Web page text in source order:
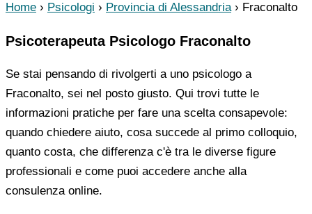
Home › Psicologi › Provincia di Alessandria › Fraconalto
Psicoterapeuta Psicologo Fraconalto
Se stai pensando di rivolgerti a uno psicologo a
Fraconalto, sei nel posto giusto. Qui trovi tutte le
informazioni pratiche per fare una scelta consapevole:
quando chiedere aiuto, cosa succede al primo colloquio,
quanto costa, che differenza c'è tra le diverse figure
professionali e come puoi accedere anche alla
consulenza online.